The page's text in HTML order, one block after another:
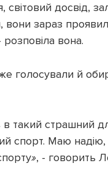
досвід,
зараз
розповіла вона.
голосували й
такий страшний
спорт. Маю надію,
», - говорить